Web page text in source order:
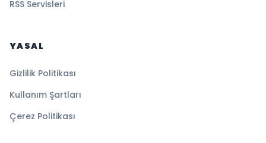
RSS Servisleri
YASAL
Gizlilik Politikası
Kullanım Şartları
Çerez Politikası